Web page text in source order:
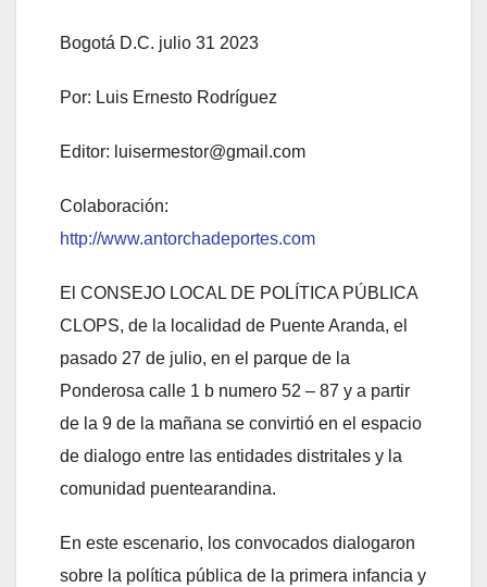
Bogotá D.C. julio 31 2023
Por: Luis Ernesto Rodríguez
Editor: luisermestor@gmail.com
Colaboración:
http://www.antorchadeportes.com
El CONSEJO LOCAL DE POLÍTICA PÚBLICA
CLOPS, de la localidad de Puente Aranda, el
pasado 27 de julio, en el parque de la
Ponderosa calle 1 b numero 52 – 87 y a partir
de la 9 de la mañana se convirtió en el espacio
de dialogo entre las entidades distritales y la
comunidad puentearandina.
En este escenario, los convocados dialogaron
sobre la política pública de la primera infancia y